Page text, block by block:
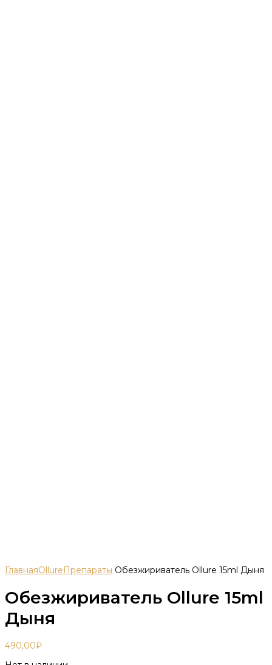
ГлавнаяOllureПрепараты Обезжириватель Ollure 15ml Дыня
Обезжириватель Ollure 15ml
Дыня
490,00₽